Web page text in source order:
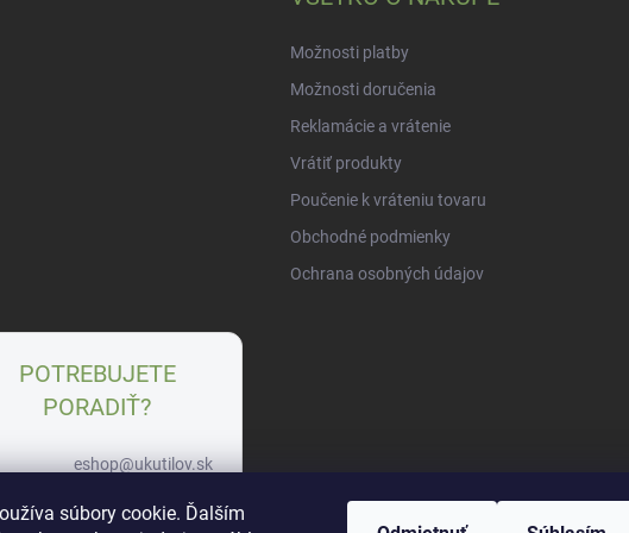
súbory cookie. Ďalším
Možnosti platby
Možnosti doručenia
Reklamácie a vrátenie
Vrátiť produkty
Poučenie k vráteniu tovaru
Obchodné podmienky
Ochrana osobných údajov
POTREBUJETE
PORADIŤ?
eshop@ukutilov.sk
+421 951 963 745